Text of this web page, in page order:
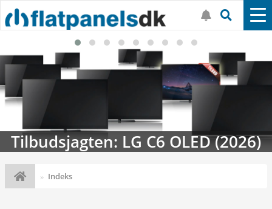
Tilbudsjagten: LG C6 OLED (2026)
Indeks